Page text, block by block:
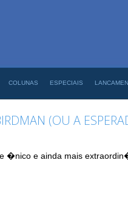
COLUNAS ESPECIAIS
(OU A
�nico e ainda mais